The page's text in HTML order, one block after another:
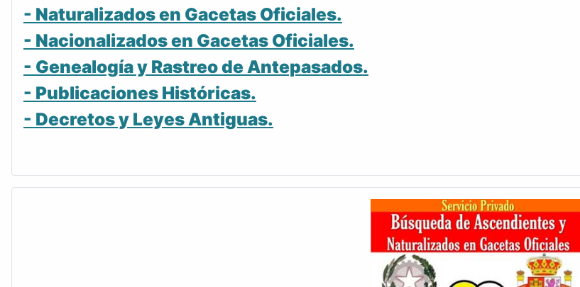
- Naturalizados en Gacetas Oficiales.
- Nacionalizados en Gacetas Oficiales.
- Genealogía y Rastreo de Antepasados.
- Publicaciones Históricas.
- Decretos y Leyes Antiguas.